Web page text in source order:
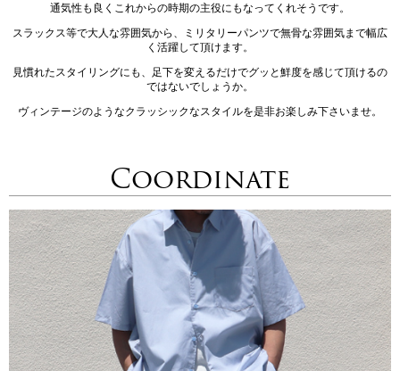
通気性も良くこれからの時期の主役にもなってくれそうです。
スラックス等で大人な雰囲気から、ミリタリーパンツで無骨な雰囲気まで幅広
く活躍して頂けます。
見慣れたスタイリングにも、足下を変えるだけでグッと鮮度を感じて頂けるの
ではないでしょうか。
ヴィンテージのようなクラッシックなスタイルを是非お楽しみ下さいませ。
Coordinate